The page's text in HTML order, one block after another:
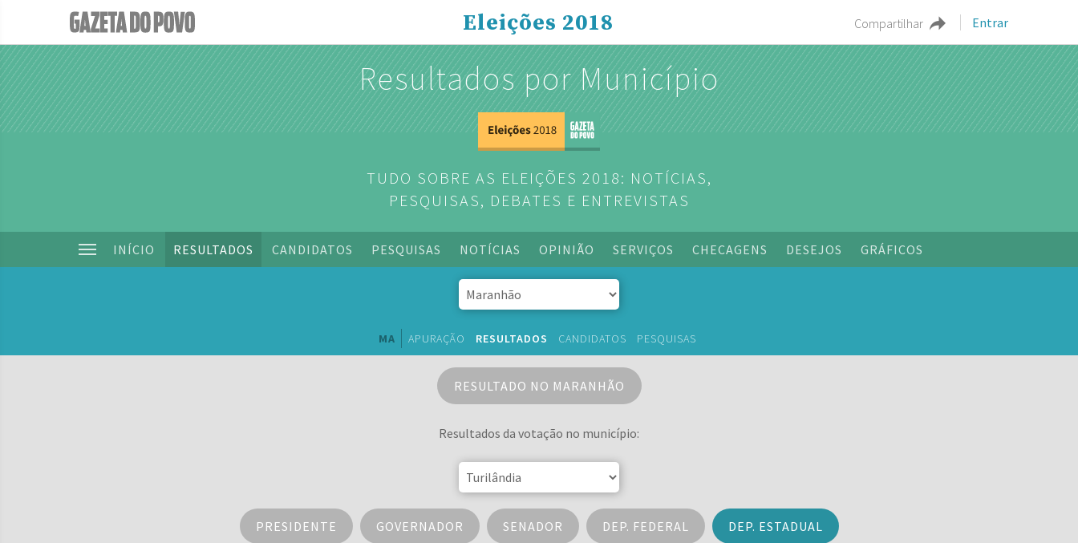
Compartilhar Entrar
Eleições 2018
Resultados por Município
TUDO SOBRE AS ELEIÇÕES 2018: NOTÍCIAS,
PESQUISAS, DEBATES E ENTREVISTAS
INÍCIO RESULTADOS CANDIDATOS PESQUISAS NOTÍCIAS OPINIÃO SERVIÇOS CHECAGENS DESEJOS GRÁFICOS
MA APURAÇÃO RESULTADOS CANDIDATOS PESQUISAS
RESULTADO NO MARANHÃO
Resultados da votação no município:
PRESIDENTE GOVERNADOR SENADOR DEP. FEDERAL DEP. ESTADUAL